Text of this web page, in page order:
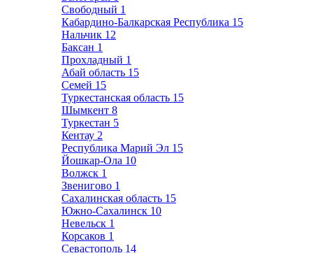
Свободный 1
Кабардино-Балкарская Республика 15
Нальчик 12
Баксан 1
Прохладный 1
Абай область 15
Семей 15
Туркестанская область 15
Шымкент 8
Туркестан 5
Кентау 2
Республика Марий Эл 15
Йошкар-Ола 10
Волжск 1
Звенигово 1
Сахалинская область 15
Южно-Сахалинск 10
Невельск 1
Корсаков 1
Севастополь 14